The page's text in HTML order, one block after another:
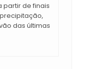
partir de finais
das últimas